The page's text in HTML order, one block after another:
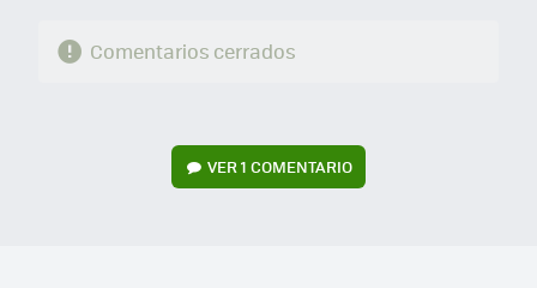
Comentarios cerrados
VER1 COMENTARIO